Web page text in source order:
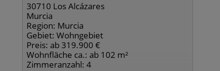
30710 Los Alcázares
Murcia
Region: Murcia
Gebiet: Wohngebiet
Preis: ab 319.900 €
Wohnfläche ca.: ab 102 m²
Zimmeranzahl: 4